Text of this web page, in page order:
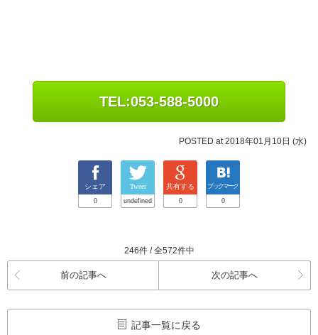
TEL:053-588-5000
POSTED at 2018年01月10日 (水)
シェア
0
Tweet
undefined
共有する
0
ブックマーク
0
246件 / 全572件中
前の記事へ 次の記事へ
記事一覧に戻る